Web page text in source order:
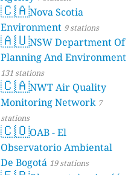
🇨🇦Nova Scotia
Environment 9 stations
🇦🇺NSW Department Of
Planning And Environment
131 stations
🇨🇦NWT Air Quality
Monitoring Network 7
stations
🇨🇴OAB - El
Observatorio Ambiental
De Bogotá 19 stations